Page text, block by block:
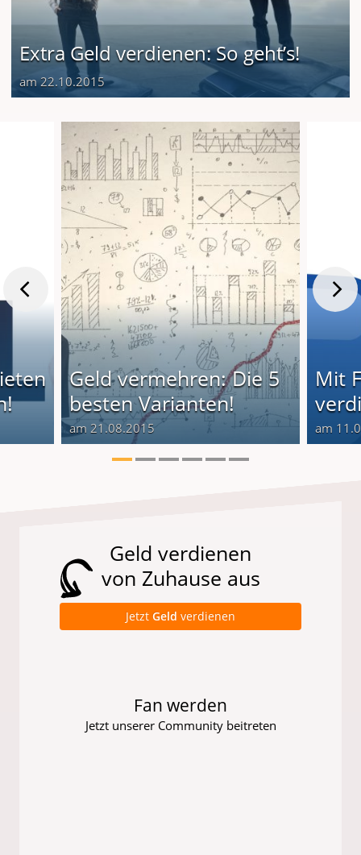
Extra Geld verdienen: So geht’s!
am 22.10.2015
Geld vermehren: Die 5
besten Varianten!
am 21.08.2015
Mit
am
Geld verdienen
von Zuhause aus
Jetzt Geld verdienen
Fan werden
Jetzt unserer Community beitreten